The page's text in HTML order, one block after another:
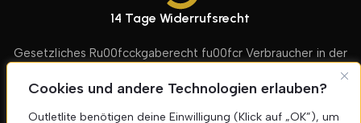
Cookies und andere Technologien erlauben?
Outletlite benötigen deine Einwilligung (Klick auf „OK”), um
14 Tage Widerrufsrecht
Gesetzliches Ru00fcckgaberecht fu00fcr Verbraucher in der